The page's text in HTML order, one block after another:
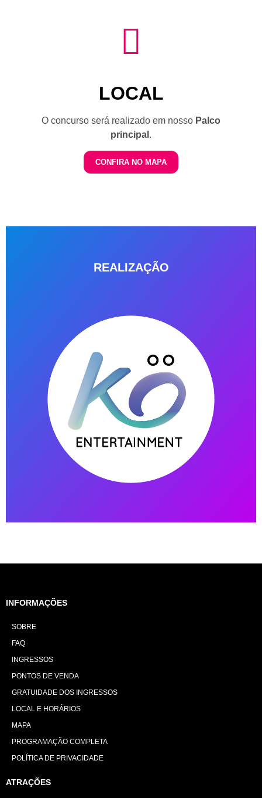
LOCAL
O concurso será realizado em nosso Palco
principal .
CONFIRA NO MAPA
REALIZAÇÃO
INFORMAÇÕES
SOBRE
FAQ
INGRESSOS
PONTOS DE VENDA
GRATUIDADE DOS INGRESSOS
LOCAL E HORÁRIOS
MAPA
PROGRAMAÇÃO COMPLETA
POLÍTICA DE PRIVACIDADE
ATRAÇÕES